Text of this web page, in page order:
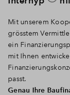
Mit unserem
grösstem
ein
mit Ihnen
passt.
Genau Ihre